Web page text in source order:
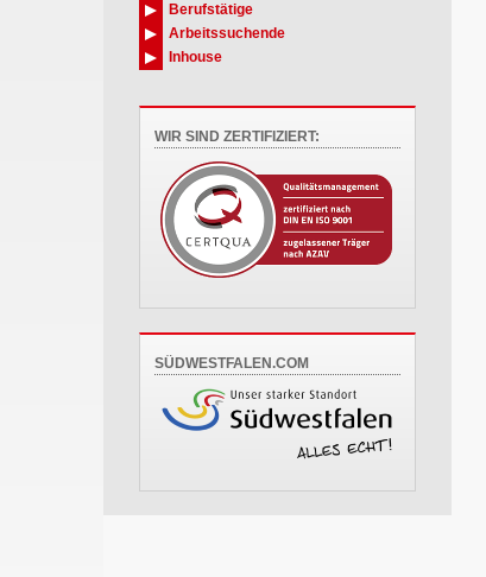
Berufstätige
Arbeitssuchende
Inhouse
WIR SIND ZERTIFIZIERT:
SÜDWESTFALEN.COM